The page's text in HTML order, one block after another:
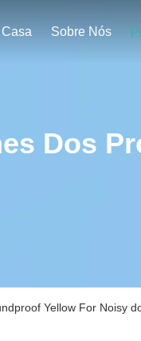
Casa Sobre Nós
Dos
Yellow For Noisy